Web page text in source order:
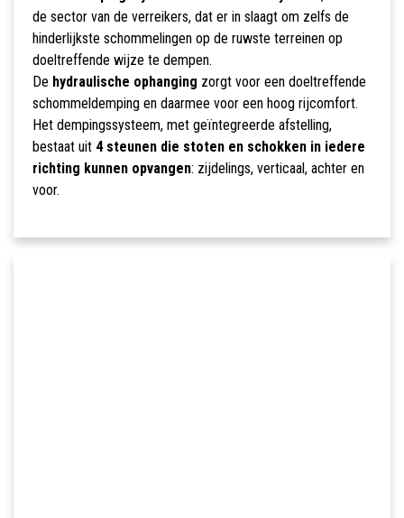
de sector van de verreikers, dat er in slaagt om zelfs de
hinderlijkste schommelingen op de ruwste terreinen op
doeltreffende wijze te dempen.
De hydraulische ophanging zorgt voor een doeltreffende
schommeldemping en daarmee voor een hoog rijcomfort.
Het dempingssysteem, met geïntegreerde afstelling,
bestaat uit 4 steunen die stoten en schokken in iedere
richting kunnen opvangen: zijdelings, verticaal, achter en
voor.